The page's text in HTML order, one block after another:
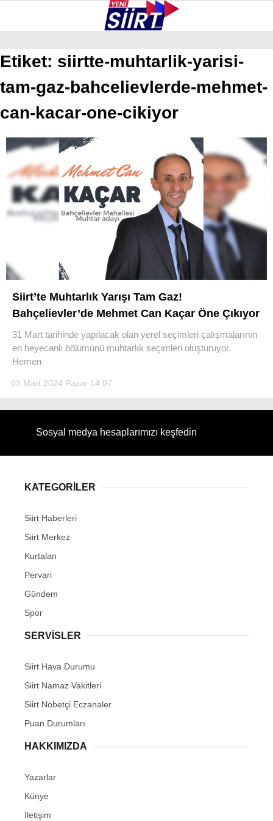
WhatsApp İhbar Hattı
Facebook
GALERİ VİDEO YAZARLAR
BAYKAN
PERVARI
ŞIRVAN
TILLO
NÖBETÇI ECZANELER
Etiket: siirtte-muhtarlik-yarisi-
tam-gaz-bahcelievlerde-mehmet-
can-kacar-one-cikiyor
Siirt’te Muhtarlık Yarışı Tam Gaz!
Bahçelievler’de Mehmet Can Kaçar Öne Çıkıyor
31 Mart tarihinde yapılacak olan yerel seçimleri çalışmalarının
en heyecanlı bölümünü muhtarlık seçimleri oluşturuyor.
Hemen
03 Mart 2024 Pazar 14:07
Sosyal medya hesaplarımızı keşfedin
KATEGORİLER
Siirt Haberleri
Siirt Merkez
Kurtalan
Pervari
Gündem
Spor
SERVİSLER
Siirt Hava Durumu
Siirt Namaz Vakitleri
Siirt Nöbetçi Eczanaler
Puan Durumları
HAKKIMIZDA
Yazarlar
Künye
İletişim